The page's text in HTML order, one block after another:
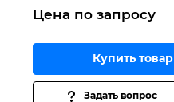
Цена по запросу
Купить товар
Задать вопрос